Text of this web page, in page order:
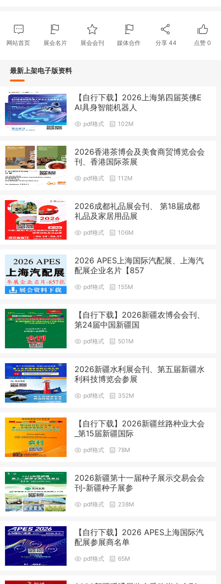
网站首页 展会名片 展会会刊 媒体合作 分享 44 点赞0
最新上架电子版资料
【自行下载】2026上海第四届英佛E
AI具身智能机器人
pdf格式 102M
2026香港茶博会及美食商贸博览会会
刊、香港国际茶展
pdf格式 112M
2026成都礼品展会刊、 第18届成都
礼品及家居用品展
pdf格式 106M
2026 APES上海国际汽配展、上海汽
配展企业名片【857
pdf格式 155M
【自行下载】2026新疆农博会会刊、
第24届中国新疆国
pdf格式 501M
2026新疆水利展会刊、第五届新疆水
利科技博览会参展
pdf格式 352M
【自行下载】2026新疆丝路种业大会
_第15届新疆国际
pdf格式 78M
2026新疆第十一届种子展示交易会会
刊-新疆种子展参
pdf格式 238M
【自行下载】2026 APES上海国际汽
配展参展商名单
pdf格式 65M